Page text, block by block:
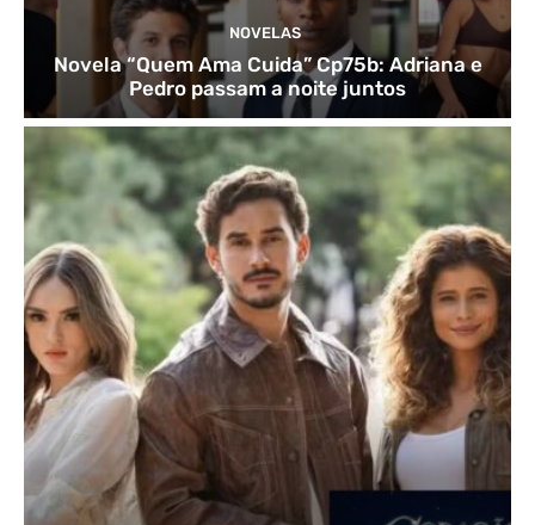
NOVELAS
Novela “Quem Ama Cuida” Cp75b: Adriana e
Pedro passam a noite juntos